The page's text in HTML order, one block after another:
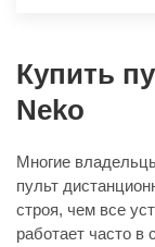
Купить
Neko
Многие
пульт
строя, чем все
работает часто